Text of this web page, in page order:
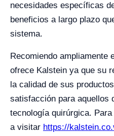
necesidades específicas
beneficios a largo plazo
sistema.
Recomiendo ampliamente
ofrece Kalstein ya que su
la calidad de sus
satisfacción para aquellos
tecnología quirúrgica.
a visitar https://